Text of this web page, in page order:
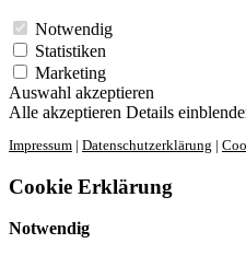
Notwendig
Statistiken
Marketing
Auswahl akzeptieren
Alle akzeptieren Details
Impressum | Datenschutzerklärung |
Cookie Erklärung
Notwendig